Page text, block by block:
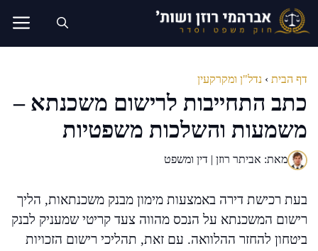
לדלג
לתוכן
דף הבית › נדל"ן ומקרקעין
כתב התחייבות לרישום משכנתא –
משמעות והשלכות משפטיות
מאת: אביתר רוזן | דין ומשפט
בעת רכישת דירה באמצעות מימון מבנק משכנתאות, הליך
רישום המשכנתא על הנכס מהווה צעד קריטי שמעניק לבנק
ביטחון להחזר ההלוואה. עם זאת, תהליכי רישום הזכויות